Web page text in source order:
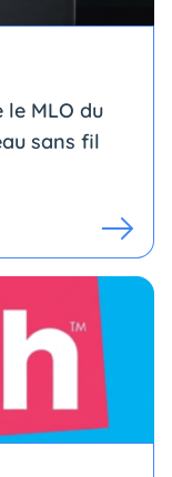
le MLO du
sans fil